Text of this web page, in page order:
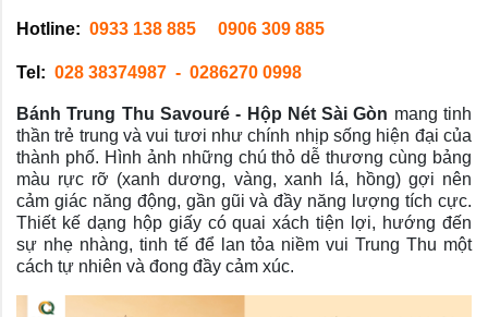
Hotline: 0933 138 885 0906 309 885
Tel: 028 38374987 -  0286270 0998
Bánh Trung Thu Savouré - Hộp Nét Sài Gòn mang tinh
thần trẻ trung và vui tươi như chính nhịp sống hiện đại của
thành phố. Hình ảnh những chú thỏ dễ thương cùng bảng
màu rực rỡ (xanh dương, vàng, xanh lá, hồng) gợi nên
cảm giác năng động, gần gũi và đầy năng lượng tích cực.
Thiết kế dạng hộp giấy có quai xách tiện lợi, hướng đến
sự nhẹ nhàng, tinh tế để lan tỏa niềm vui Trung Thu một
cách tự nhiên và đong đầy cảm xúc.